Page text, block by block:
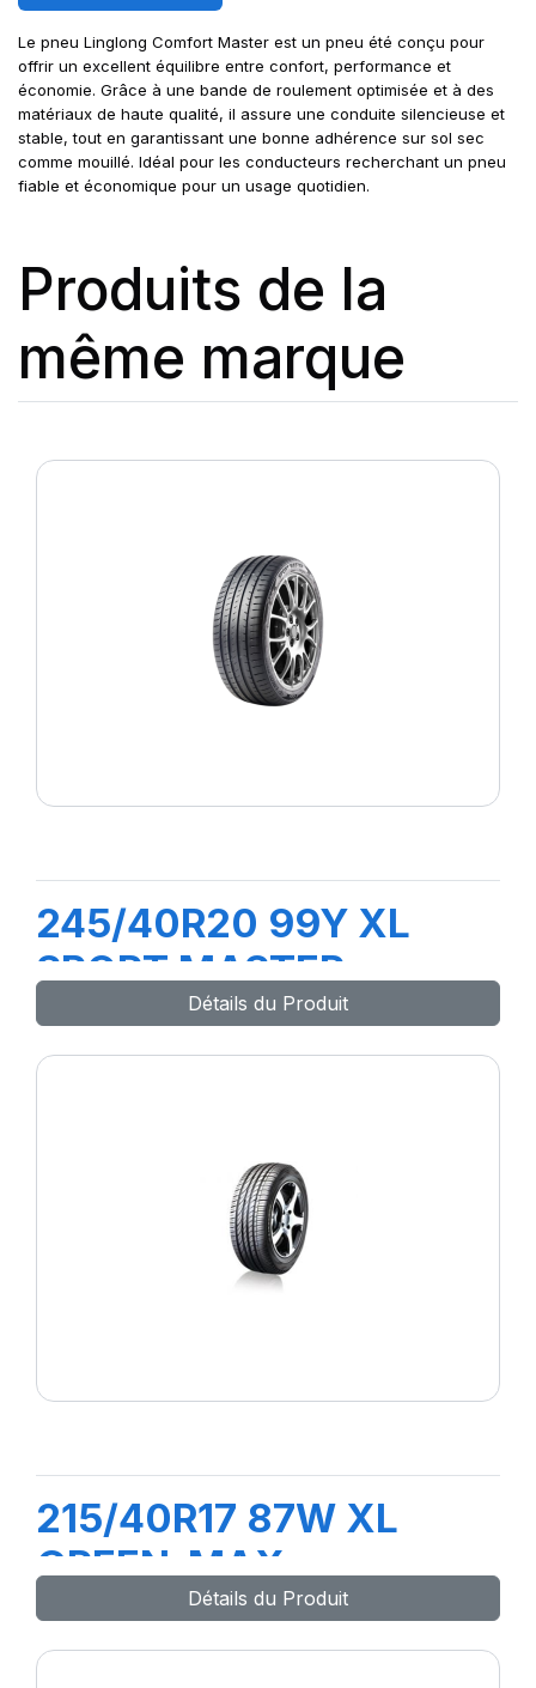
Le pneu Linglong Comfort Master est un pneu été conçu pour
offrir un excellent équilibre entre confort, performance et
économie. Grâce à une bande de roulement optimisée et à des
matériaux de haute qualité, il assure une conduite silencieuse et
stable, tout en garantissant une bonne adhérence sur sol sec
comme mouillé. Idéal pour les conducteurs recherchant un pneu
fiable et économique pour un usage quotidien.
Produits de la
même marque
245/40R20 99Y XL
SPORT MASTER
Détails du Produit
215/40R17 87W XL
GREEN-MAX
Détails du Produit